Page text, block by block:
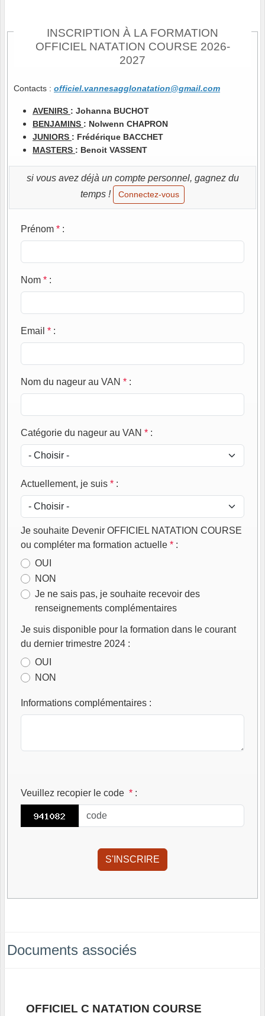
INSCRIPTION À LA FORMATION
OFFICIEL NATATION COURSE 2026-
2027
Contacts : officiel.vannesagglonatation@gmail.com
AVENIRS : Johanna BUCHOT
BENJAMINS : Nolwenn CHAPRON
JUNIORS : Frédérique BACCHET
MASTERS : Benoit VASSENT
si vous avez déjà un compte personnel, gagnez du
temps !
Connectez-vous
Prénom * :
Nom * :
Email * :
Nom du nageur au VAN * :
Catégorie du nageur au VAN * :
Actuellement, je suis * :
Je souhaite Devenir OFFICIEL NATATION COURSE
ou compléter ma formation actuelle * :
OUI
NON
Je ne sais pas, je souhaite recevoir des
renseignements complémentaires
Je suis disponible pour la formation dans le courant
du dernier trimestre 2024 :
OUI
NON
Informations complémentaires :
Veuillez recopier le code * :
Documents associés
OFFICIEL C NATATION COURSE